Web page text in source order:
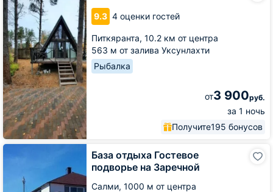
9.3 4 оценки гостей
Питкяранта, 10.2 км от центра
563 м от залива Уксунлахти
Рыбалка
от3 900руб.
за 1 ночь
Получите195 бонусов
Frame
База отдыха Гостевое
подворье на Заречной
Салми, 1000 м от центра
База
отдыха
подворье